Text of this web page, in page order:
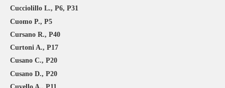
Cucciolillo L., P6, P31
Cuomo P., P5
Cursano R., P40
Curtoni A., P17
Cusano C., P20
Cusano D., P20